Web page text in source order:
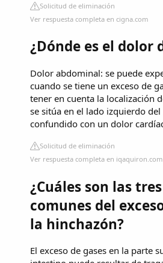
Solicitud de eliminación
Ver respuesta completa en cigna.com
¿Dónde es el dolor
Dolor abdominal: se puede
cuando se tiene un exceso de
tener en cuenta la localización
se sitúa en el lado izquierdo
confundido con un dolor
Solicitud de eliminación
Ver respuesta completa en iqaquiron.com
¿Cuáles son las
comunes del
la hinchazón?
El exceso de gases en la parte